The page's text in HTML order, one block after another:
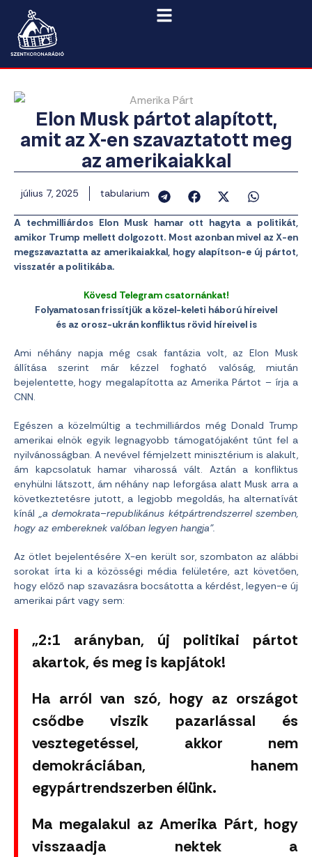
Elon Musk pártot alapított,
amit az X-en szavaztatott meg
az amerikaiakkal
július 7, 2025 tabularium
A techmilliárdos Elon Musk hamar ott hagyta a politikát,
amikor Trump mellett dolgozott. Most azonban mivel az X-en
megszavaztatta az amerikaiakkal, hogy alapítson-e új pártot,
visszatér a politikába.
Kövesd Telegram csatornánkat!
Folyamatosan frissítjük a közel-keleti háború híreivel
és az orosz-ukrán konfliktus rövid híreivel is
Ami néhány napja még csak fantázia volt, az Elon Musk
állítása szerint már kézzel fogható valóság, miután
bejelentette, hogy megalapította az Amerika Pártot – írja a
CNN.
Egészen a közelmúltig a techmilliárdos még Donald Trump
amerikai elnök egyik legnagyobb támogatójaként tűnt fel a
nyilvánosságban. A nevével fémjelzett minisztérium is alakult,
ám kapcsolatuk hamar viharossá vált. Aztán a konfliktus
enyhülni látszott, ám néhány nap leforgása alatt Musk arra a
következtetésre jutott, a legjobb megoldás, ha alternatívát
kínál
„a demokrata–republikánus kétpártrendszerrel szemben,
hogy az embereknek valóban legyen hangja”.
Az ötlet bejelentésére X-en került sor, szombaton az alábbi
sorokat írta ki a közösségi média felületére, azt követően,
hogy előző nap szavazásra bocsátotta a kérdést, legyen-e új
amerikai párt vagy sem:
„2:1 arányban, új politikai pártot
akartok, és meg is kapjátok!
Ha arról van szó, hogy az országot
csődbe viszik pazarlással és
vesztegetéssel, akkor nem
demokráciában, hanem
egypártrendszerben élünk.
Ma megalakul az Amerika Párt, hogy
visszaadja nektek a